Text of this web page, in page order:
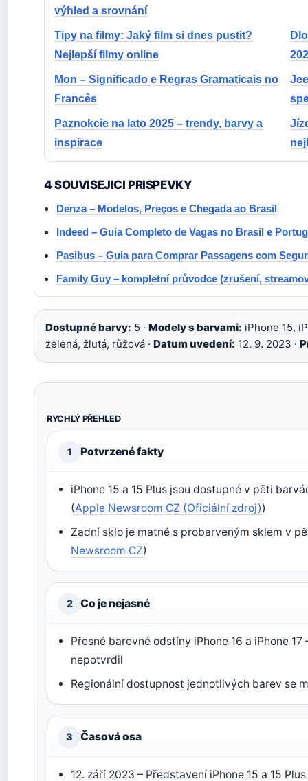
výhled a srovnání
Tipy na filmy: Jaký film si dnes pustit?
Nejlepší filmy online
Mon – Significado e Regras Gramaticais no
Francês
Paznokcie na lato 2025 – trendy, barvy a
inspirace
4 SOUVISEJICI PRISPEVKY
Denza – Modelos, Preços e Chegada ao Brasil
Indeed – Guia Completo de Vagas no Brasil e
Pasibus – Guia para Comprar Passagens com
Family Guy – kompletní průvodce (zrušení,
Dostupné barvy: 5 · Modely s barvami: iPhone 15,
zelená, žlutá, růžová · Datum uvedení: 12. 9. 2023 ·
RYCHLÝ PŘEHLED
1 Potvrzené fakty
iPhone 15 a 15 Plus jsou dostupné v pěti
(Apple Newsroom CZ (Oficiální zdroj))
Zadní sklo je matné s probarveným sklem v
Newsroom CZ)
2 Co je nejasné
Přesné barevné odstíny iPhone 16 a iPhone
nepotvrdil
Regionální dostupnost jednotlivých barev se
3 Časová osa
12. září 2023 – Představení iPhone 15 a 15